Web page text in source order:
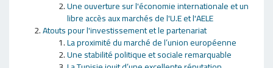
Une ouverture sur l'économie internationale et un
libre accès aux marchés de l'U.E et l'AELE
Atouts pour l'investissement et le partenariat
La proximité du marché de l’union européenne
Une stabilité politique et sociale remarquable